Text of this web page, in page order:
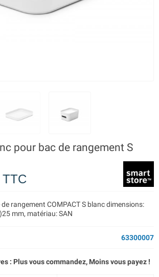
pour bac de rangement S
TTC
rangement COMPACT S blanc dimensions:
mm, matériau: SAN
63300007
: Plus vous commandez, Moins vous payez !